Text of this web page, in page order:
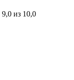
9,0 из 10,0